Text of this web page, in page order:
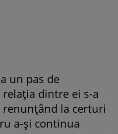
un pas de
dintre ei s-a
la certuri
a-și continua